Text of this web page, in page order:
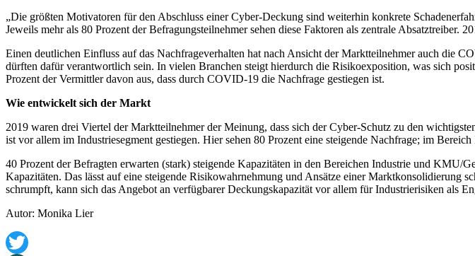
„Die größten Motivatoren für den Abschluss einer Cyber-Deckung sind weiterhin konkrete
Jeweils mehr als 80 Prozent der Befragungsteilnehmer sehen diese Faktoren als zentrale Absatztreiber.
Einen deutlichen Einfluss auf das Nachfrageverhalten hat nach Ansicht der Marktteilnehmer auch die
dürften dafür verantwortlich sein. In vielen Branchen steigt hierdurch die Risikoexposition, was sich
Prozent der Vermittler davon aus, dass durch COVID-19 die Nachfrage gestiegen ist.
Wie entwickelt sich der Markt
2019 waren drei Viertel der Marktteilnehmer der Meinung, dass sich der Cyber-Schutz zu den
ist vor allem im Industriesegment gestiegen. Hier sehen 80 Prozent eine steigende Nachfrage; im
40 Prozent der Befragten erwarten (stark) steigende Kapazitäten in den Bereichen Industrie und
Kapazitäten. Das lässt auf eine steigende Risikowahrnehmung und Ansätze einer Marktkonsolidierung
schrumpft, kann sich das Angebot an verfügbarer Deckungskapazität vor allem für Industrierisiken als
Autor: Monika Lier